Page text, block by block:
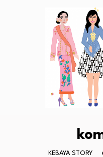
KEBAYA STORY